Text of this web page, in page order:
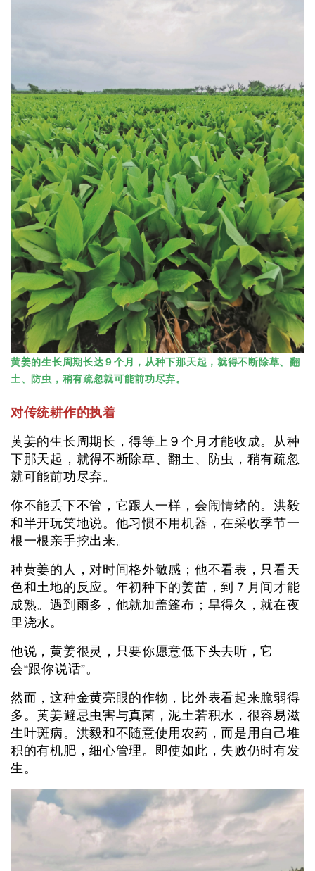
黄姜的生长周期长达９个月，从种下那天起，就得不断除草、翻
土、防虫，稍有疏忽就可能前功尽弃。
对传统耕作的执着
黄姜的生长周期长，得等上９个月才能收成。从种
下那天起，就得不断除草、翻土、防虫，稍有疏忽
就可能前功尽弃。
你不能丢下不管，它跟人一样，会闹情绪的。洪毅
和半开玩笑地说。他习惯不用机器，在采收季节一
根一根亲手挖出来。
种黄姜的人，对时间格外敏感；他不看表，只看天
色和土地的反应。年初种下的姜苗，到７月间才能
成熟。遇到雨多，他就加盖篷布；旱得久，就在夜
里浇水。
他说，黄姜很灵，只要你愿意低下头去听，它
会“跟你说话”。
然而，这种金黄亮眼的作物，比外表看起来脆弱得
多。黄姜避忌虫害与真菌，泥土若积水，很容易滋
生叶斑病。洪毅和不随意使用农药，而是用自己堆
积的有机肥，细心管理。即使如此，失败仍时有发
生。